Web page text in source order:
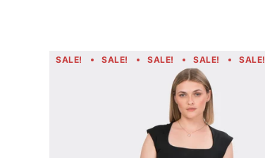
SALE! SALE! SALE! SALE! SALE!